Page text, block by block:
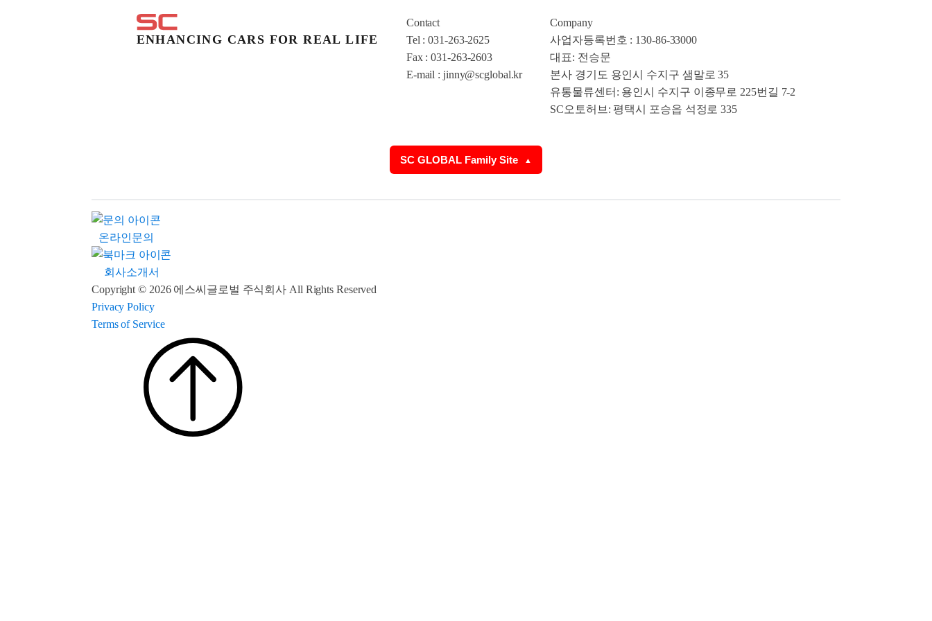
ENHANCING CARS FOR REAL LIFE
Contact
Tel : 031-263-2625
Fax : 031-263-2603
E-mail : jinny@scglobal.kr
Company
사업자등록번호 : 130-86-33000
대표: 전승문
본사 경기도 용인시 수지구 샘말로 35
유통물류센터: 용인시 수지구 이종무로 225번길 7-2
SC오토허브: 평택시 포승읍 석정로 335
SC GLOBAL Family Site ▲
온라인문의
회사소개서
Copyright © 2026 에스씨글로벌 주식회사 All Rights Reserved
Privacy Policy
Terms of Service